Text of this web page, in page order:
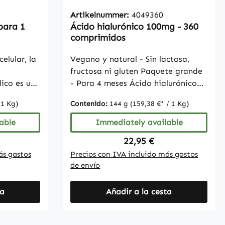
de
Los
con una
EPA y
sobre los
vegetal hidrogenado (semilla de
algodón), mezcla de extractos de
arroz
1
la
es una
en
Es
para:el
Kg)
gastos
Artikelnummer:4049360
Ácido hialurónico 100mg - 360
comprimidos
Vegano y natural - Sin lactosa,
fructosa ni gluten Paquete grande
- Para 4 meses Ácido hialurónico
Debido a regulaciones legales, no
podemos hacer declaraciones
adicionales sobre los efectos de los
nutrientes esenciales. Para obtener
más información, recomendamos
consultar literatura especializada
o sitios web específicos. Inhalt
/ Supplement Facts / Contenu
/ Información Nutricional
Contenido: 144 g (159,38 €* / 1 Kg)
Immediately available
Regular price:
22,95 €
Precios con IVA incluido más gastos
de envío
Añadir a la cesta